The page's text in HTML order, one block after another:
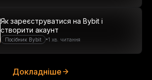
Посібник Bybit •1 хв. читання
Як зареєструватися на Bybit і
створити акаунт
Докладніше